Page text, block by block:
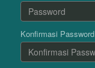
Konfirmasi Password